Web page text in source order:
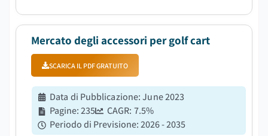
CAGR del 5,9%....
Mercato degli accessori per golf cart
SCARICA IL PDF GRATUITO
Data di Pubblicazione:June 2023
Pagine:235 CAGR: 7.5%
Periodo di Previsione:2026 - 2035